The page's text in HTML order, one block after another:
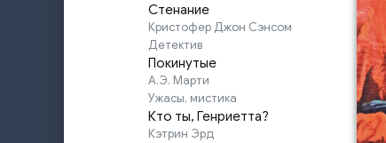
Стенание
Кристофер Джон Сэнсом
Детектив
Покинутые
А.Э. Марти
Ужасы, мистика
Кто ты, Генриетта?
Кэтрин Эрд